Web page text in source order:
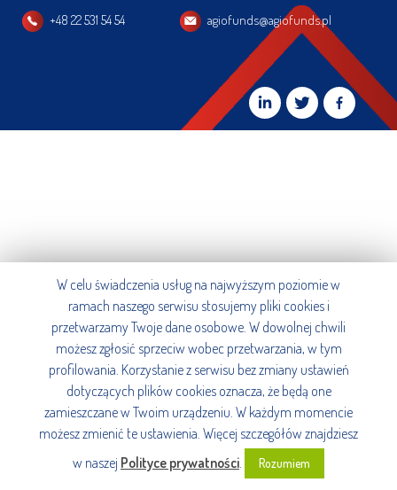
+48 22 531 54 54 agiofunds@agiofunds.pl
W celu świadczenia usług na najwyższym poziomie w
ramach naszego serwisu stosujemy pliki cookies i
przetwarzamy Twoje dane osobowe. W dowolnej chwili
możesz zgłosić sprzeciw wobec przetwarzania, w tym
profilowania. Korzystanie z serwisu bez zmiany ustawień
dotyczących plików cookies oznacza, że będą one
zamieszczane w Twoim urządzeniu. W każdym momencie
możesz zmienić te ustawienia. Więcej szczegółów znajdziesz
w naszej Polityce prywatności. Rozumiem